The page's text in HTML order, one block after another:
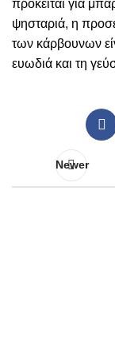
πρόκειται για
ψησταριά, η
των κάρβουνων
ευωδιά και τη
Newer